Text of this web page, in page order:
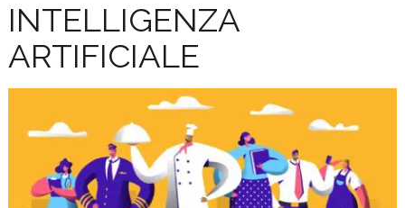
INTELLIGENZA
ARTIFICIALE